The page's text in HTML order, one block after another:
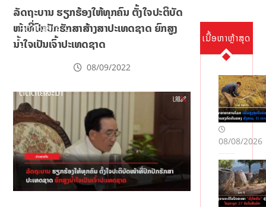
ວິດີໂອ
Podcasts
Events
ຕິດຕໍ່ໂຄສະນາ
ລັດຖະບານ ຮຽກຮ້ອງໃຫ້ທຸກຄົນ ຕັ້ງໃຈປະຕິບັດ
ໜ້າທີ່ປົກປັກຮັກສາສ້າງສາປະເທດຊາດ ຍົກສູງ
ນໍ້າໃຈເປັນເຈົ້າປະເທດຊາດ
08/09/2022
ເນື້ອຫາຫຼ້າສຸດ
08/08/2026